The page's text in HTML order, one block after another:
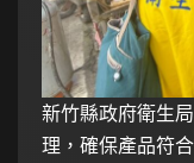
新竹縣政府衛生
理，確保產品符